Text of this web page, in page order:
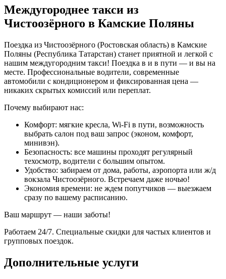
Междугороднее такси из
Чистоозёрного в Камские Поляны
Поездка из Чистоозёрного (Ростовская область) в Камские
Поляны (Республика Татарстан) станет приятной и легкой с
нашим междугородним такси! Поездка в и в пути — и вы на
месте. Профессиональные водители, современные
автомобили с кондиционером и фиксированная цена —
никаких скрытых комиссий или переплат.
Почему выбирают нас:
Комфорт: мягкие кресла, Wi-Fi в пути, возможность
выбрать салон под ваш запрос (эконом, комфорт,
минивэн).
Безопасность: все машины проходят регулярный
техосмотр, водители с большим опытом.
Удобство: забираем от дома, работы, аэропорта или ж/д
вокзала Чистоозёрного. Встречаем даже ночью!
Экономия времени: не ждем попутчиков — выезжаем
сразу по вашему расписанию.
Ваш маршрут — наши заботы!
Работаем 24/7. Специальные скидки для частых клиентов и
групповых поездок.
Дополнительные услуги